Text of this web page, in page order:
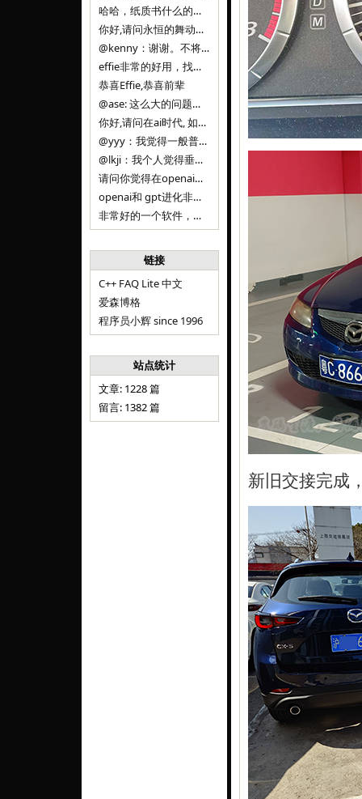
哈哈，纸质书什么的目前没有打算和计划，微信读书我不太熟悉，研究看看。目前，我只发在自己博客和起点上。关于小说内容方面，谢谢你的建议
你好,请问永恒的舞动什么时候可以出版纸质书,或者登陆微信读书.另外小说内容能不能更大气一些,不要只是局限于与一对男女的爱情和ai安
@kenny：谢谢。不将GIF显示为动图，主要是考虑到Effie本身的“极简、无干扰”的设计哲学，动图无疑是“干扰”之一。
effie非常的好用，找了很多年，终于找到这款，已经推荐给身边不少朋友使用和付费。有个小建议，文档里面是否可以增加gif的动图显示
恭喜Effie,恭喜前辈
@ase: 这么大的问题，我觉得我并没有答案。又或者说，每个人（公司）有自己的答案。
你好,请问在ai时代, 如何做软件. 是像以前那样,先构建软件的功能界面和服务,比如Office,嘀嘀打车,airbnb那样的界面
@yyy：我觉得一般普通人（非技术类以及非AI专业领域的人）会接触到的大语言模型肯定是大厂的超级模型。开源模型以后会更多被用在垂直
@lkji：我个人觉得垂直模型会自成一条发展线路的。AI 落地实际应用，一定还是垂直领域会更多。只是，垂直领域每个领域都不大，所以
请问你觉得在openai大语言模型一日千里的情况下，人们还需要去了解学习理解使用开源模型吗，还是说只需要使用openai的大语言模
openai和 gpt进化非常快， 还有垂直模型的机会吗
非常好的一个软件，恭喜。
链接
C++ FAQ Lite 中文
爱森博格
程序员小辉 since 1996
站点统计
文章: 1228 篇
留言: 1382 篇
新旧交接完成